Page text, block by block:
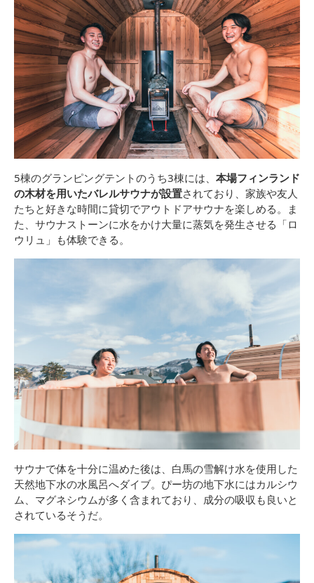
5棟のグランピングテントのうち3棟には、 本場フィンランド
の木材を用いたバレルサウナが設置されており、家族や友人
たちと好きな時間に貸切でアウトドアサウナを楽しめる。ま
た、サウナストーンに水をかけ大量に蒸気を発生させる「ロ
ウリュ」も体験できる。
サウナで体を十分に温めた後は、白馬の雪解け水を使用した
天然地下水の水風呂へダイブ。ぴー坊の地下水にはカルシウ
ム、マグネシウムが多く含まれており、成分の吸収も良いと
されているそうだ。